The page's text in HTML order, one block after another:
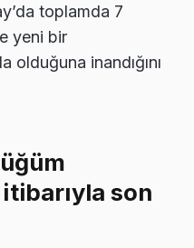
toplamda 7
yeni bir
inandığını
son